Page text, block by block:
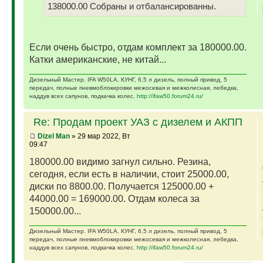
138000.00 Собраны и отбалансированны.
Если очень быстро, отдам комплект за 180000.00.
Катки американские, не китай...
Дизельный Мастер. IFA W50LA, КУНГ, 6,5 л дизель, полный привод, 5
передач, полные пневмоблокировки межосевая и межколесная, лебедка,
наддув всех сапунов, подкачка колес. http://ifaw50.forum24.ru/
Re: Продам проект УАЗ с дизелем и АКПП
Dizel Man» 29 мар 2022, Вт
09:47
180000.00 видимо загнул сильно. Резина,
сегодня, если есть в наличии, стоит 25000.00,
диски по 8800.00. Получается 125000.00 +
44000.00 = 169000.00. Отдам колеса за
150000.00...
Дизельный Мастер. IFA W50LA, КУНГ, 6,5 л дизель, полный привод, 5
передач, полные пневмоблокировки межосевая и межколесная, лебедка,
наддув всех сапунов, подкачка колес. http://ifaw50.forum24.ru/